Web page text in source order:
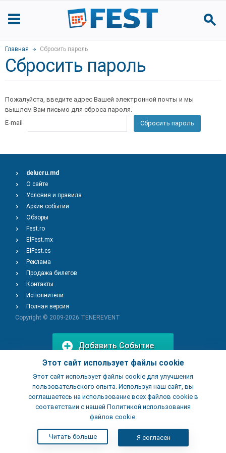
Главная Сбросить пароль
Сбросить пароль
Пожалуйста, введите адрес Вашей электронной почты и мы
вышлем Вам письмо для сброса пароля.
E-mail
Сбросить пароль
Этот сайт использует файлы cookie
Этот сайт использует файлы cookie для улучшения
пользовательского опыта. Используя наш сайт, вы
соглашаетесь на использование всех файлов cookie в
соответствии с нашей Политикой использования
файлов cookie.
Читать больше Я согласен
delucru.md
О сайте
Условия и правила
Архив событий
Обзоры
Fest.ro
ElFest.mx
ElFest.es
Реклама
Продажа билетов
Контакты
Исполнители
Полная версия
Copyright © 2009-2026 TENEREVENT
Добавить Событие
Добавить Заведение